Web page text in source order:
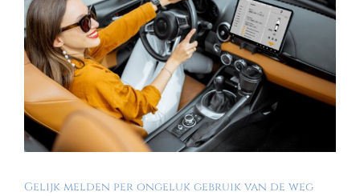
Gelijk melden per ongeluk gebruik van de weg